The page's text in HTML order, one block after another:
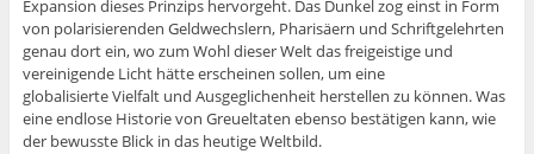
Expansion dieses Prinzips hervorgeht. Das Dunkel zog einst in Form
von polarisierenden Geldwechslern, Pharisäern und Schriftgelehrten
genau dort ein, wo zum Wohl dieser Welt das freigeistige und
vereinigende Licht hätte erscheinen sollen, um eine
globalisierte Vielfalt und Ausgeglichenheit herstellen zu können. Was
eine endlose Historie von Greueltaten ebenso bestätigen kann, wie
der bewusste Blick in das heutige Weltbild.